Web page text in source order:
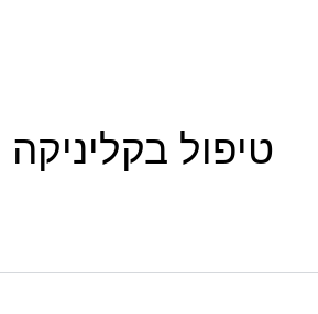
טיפול בקליניקה